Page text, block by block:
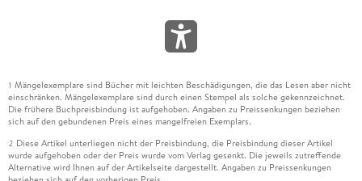
1 Mängelexemplare sind Bücher mit leichten Beschädigungen, die das Lesen aber nicht
einschränken. Mängelexemplare sind durch einen Stempel als solche gekennzeichnet.
Die frühere Buchpreisbindung ist aufgehoben. Angaben zu Preissenkungen beziehen
sich auf den gebundenen Preis eines mangelfreien Exemplars.
2 Diese Artikel unterliegen nicht der Preisbindung, die Preisbindung dieser Artikel
wurde aufgehoben oder der Preis wurde vom Verlag gesenkt. Die jeweils zutreffende
Alternative wird Ihnen auf der Artikelseite dargestellt. Angaben zu Preissenkungen